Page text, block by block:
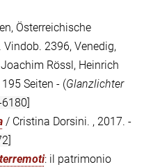
Österreichische
2396, Venedig,
Rössl, Heinrich
Seiten - (Glanzlichter
/ Cristina Dorsini. , 2017. -
: il patrimonio